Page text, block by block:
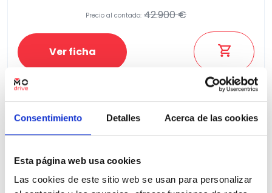
Consentimiento Detalles Acerca de las cookies
Esta página web usa cookies
Las cookies de este sitio web se usan para personalizar
Precio al contado: 42.900 €
Ver ficha